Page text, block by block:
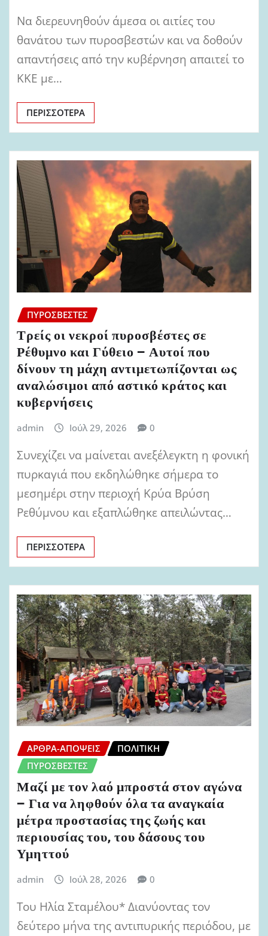
Να διερευνηθούν άμεσα οι αιτίες του
θανάτου των πυροσβεστών και να δοθούν
απαντήσεις από την κυβέρνηση απαιτεί το
ΚΚΕ με…
ΠΕΡΙΣΣΌΤΕΡΑ
ΠΥΡΟΣΒΈΣΤΕΣ
Τρείς οι νεκροί πυροσβέστες σε
Ρέθυμνο και Γύθειο – Αυτοί που
δίνουν τη μάχη αντιμετωπίζονται ως
αναλώσιμοι από αστικό κράτος και
κυβερνήσεις
admin Ιούλ 29, 2026 0
Συνεχίζει να μαίνεται ανεξέλεγκτη η φονική
πυρκαγιά που εκδηλώθηκε σήμερα το
μεσημέρι στην περιοχή Κρύα Βρύση
Ρεθύμνου και εξαπλώθηκε απειλώντας…
ΠΕΡΙΣΣΌΤΕΡΑ
ΆΡΘΡΑ-ΑΠΌΨΕΙΣ
ΠΟΛΙΤΙΚΉ
ΠΥΡΟΣΒΈΣΤΕΣ
Μαζί με τον λαό μπροστά στον αγώνα
– Για να ληφθούν όλα τα αναγκαία
μέτρα προστασίας της ζωής και
περιουσίας του, του δάσους του
Υμηττού
admin Ιούλ 28, 2026 0
Του Ηλία Σταμέλου* Διανύοντας τον
δεύτερο μήνα της αντιπυρικής περιόδου, με